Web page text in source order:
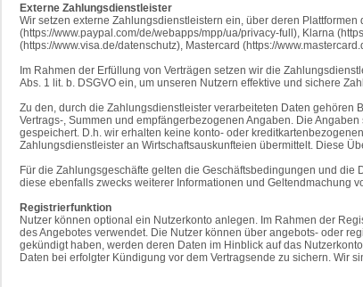
Externe Zahlungsdienstleister
Wir setzen externe Zahlungsdienstleistern ein, über deren
(https://www.paypal.com/de/webapps/mpp/ua/privacy-full), Klarna
(https://www.visa.de/datenschutz), Mastercard (https://
Im Rahmen der Erfüllung von Verträgen setzen wir die
Abs. 1 lit. b. DSGVO ein, um unseren Nutzern effektive und sichere
Zu den, durch die Zahlungsdienstleister verarbeiteten Daten gehören
Vertrags-, Summen und empfängerbezogenen Angaben. Die
gespeichert. D.h. wir erhalten keine konto- oder
Zahlungsdienstleister an Wirtschaftsauskunfteien übermittelt. Diese
Für die Zahlungsgeschäfte gelten die Geschäftsbedingungen und
diese ebenfalls zwecks weiterer Informationen und Geltendmachung
Registrierfunktion
Nutzer können optional ein Nutzerkonto anlegen. Im Rahmen der
des Angebotes verwendet. Die Nutzer können über angebots- oder
gekündigt haben, werden deren Daten im Hinblick auf das
Daten bei erfolgter Kündigung vor dem Vertragsende zu sichern. Wir